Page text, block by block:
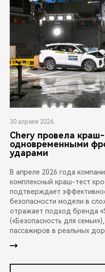
30 апреля 2026
Chery провела
одновременными
ударами
В апреле 2026 года
комплексный краш-тест
подтверждает
безопасности модели в
отражает подход бренда
(«Безопасность для
пассажиров в реальных